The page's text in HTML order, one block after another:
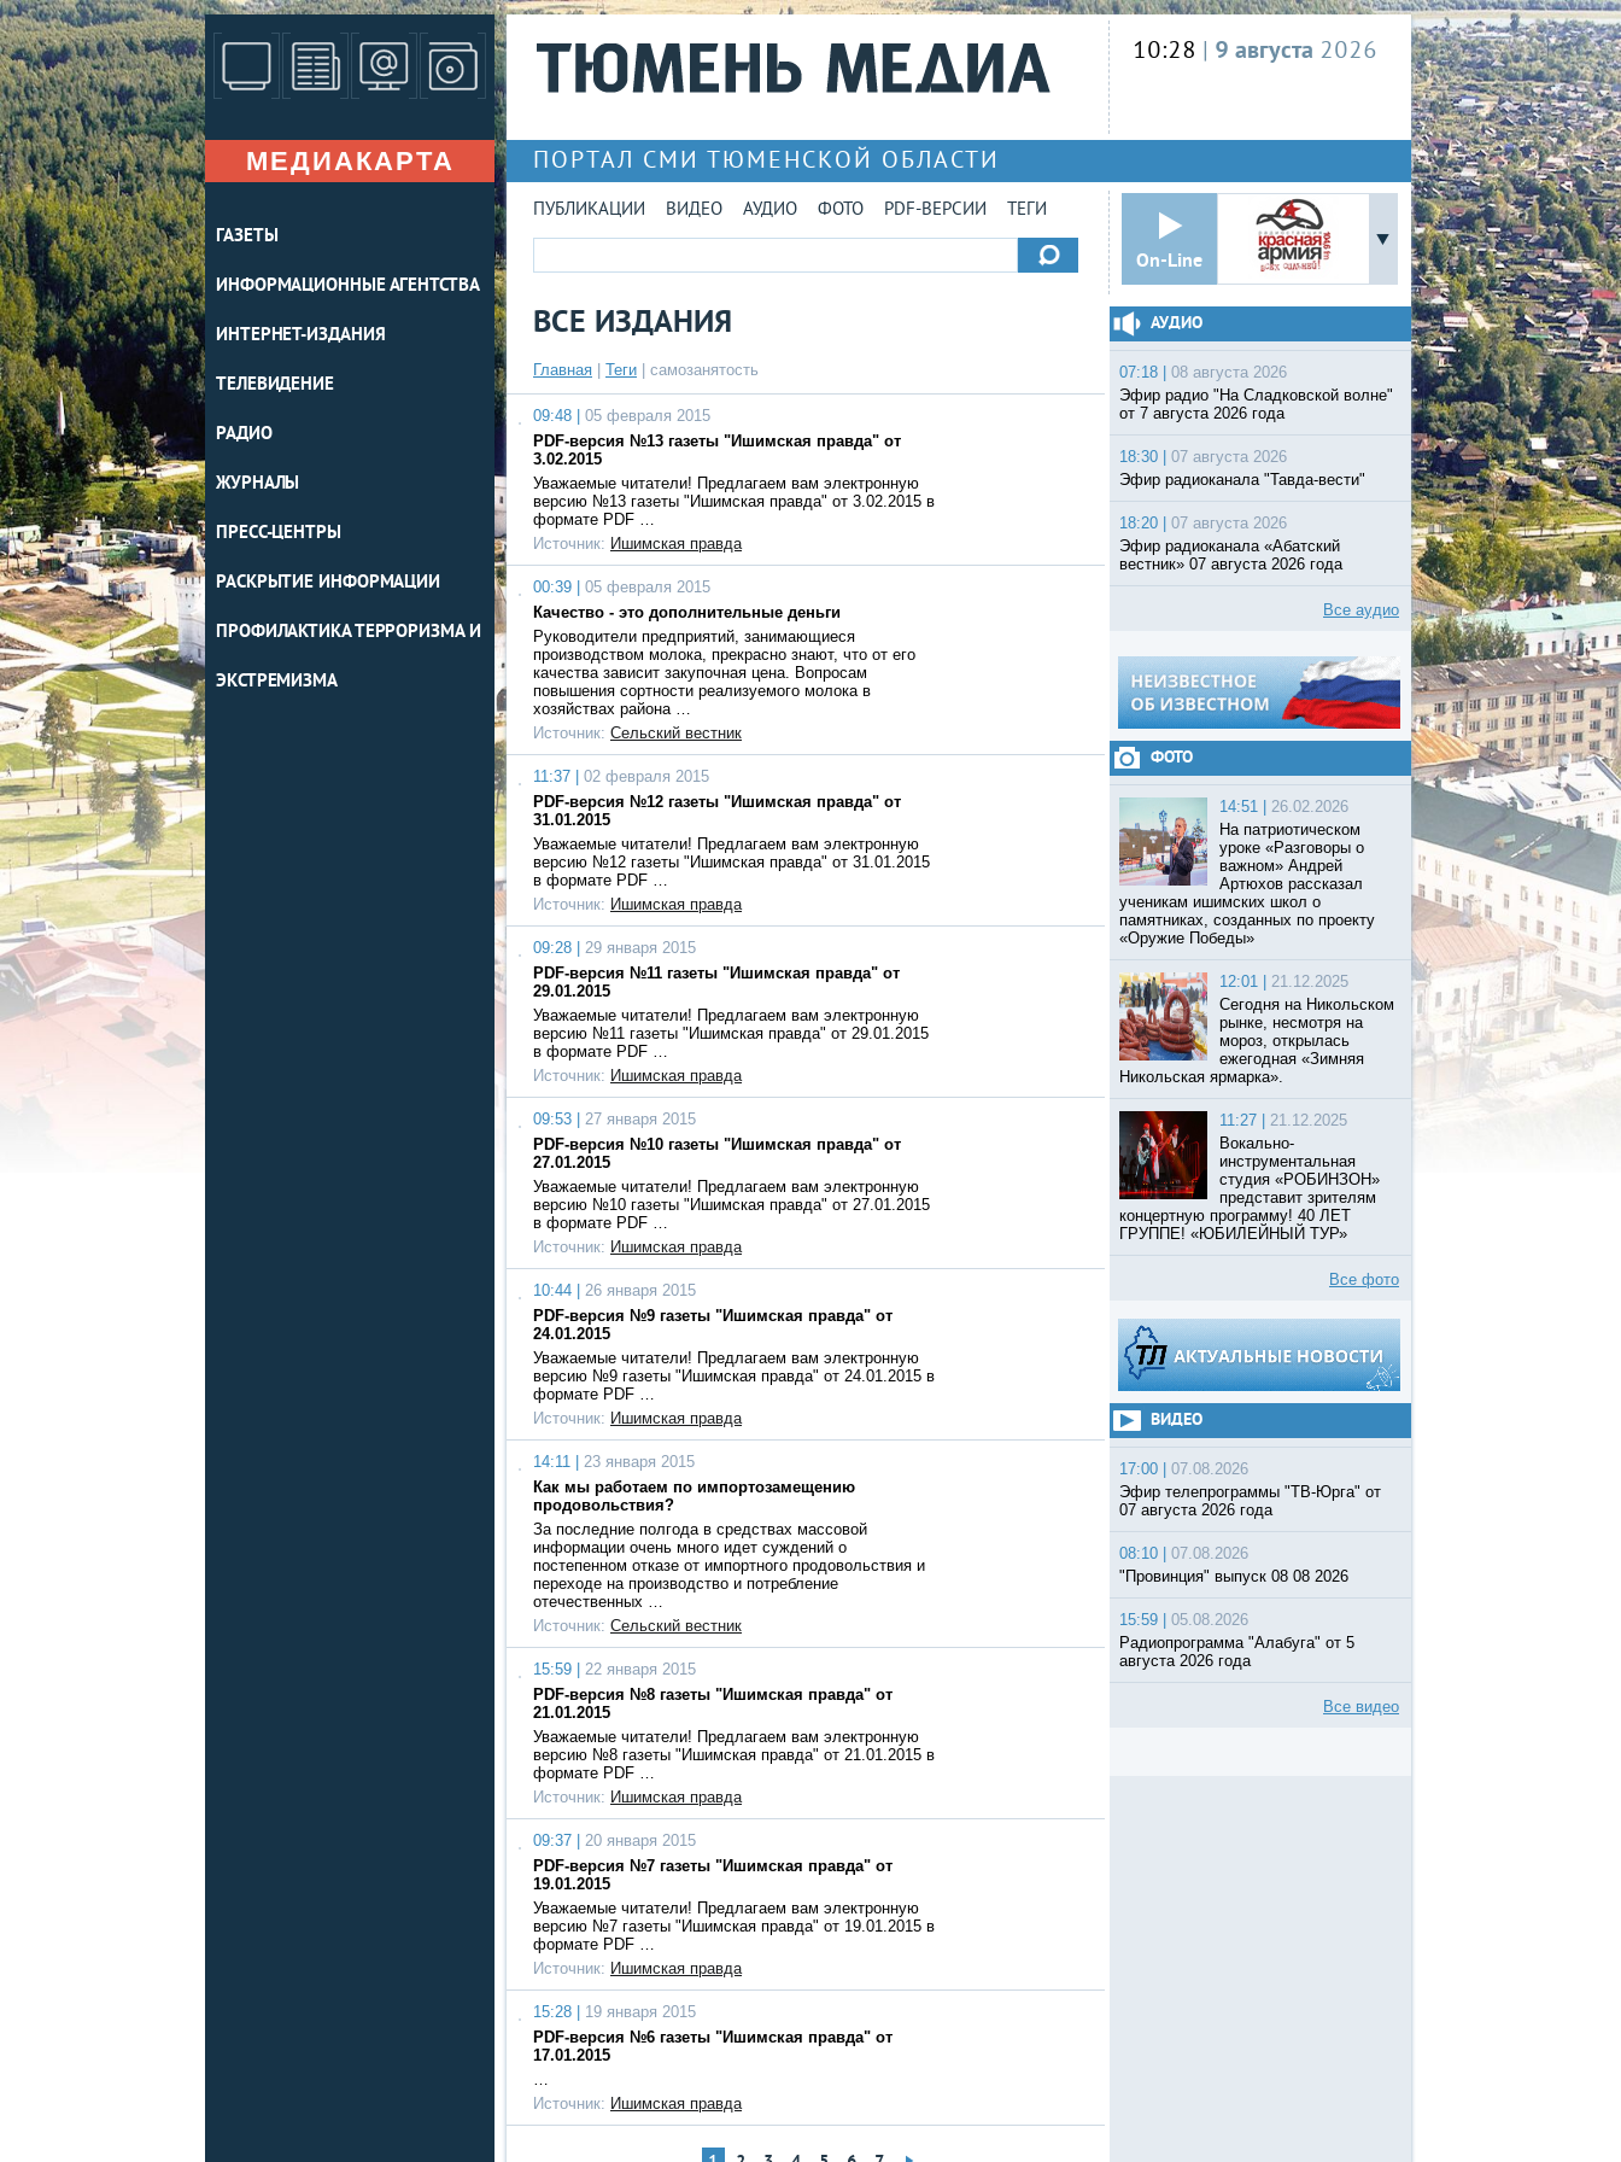
МЕДИАКАРТА
ГАЗЕТЫ
ИНФОРМАЦИОННЫЕ АГЕНТСТВА
ИНТЕРНЕТ-ИЗДАНИЯ
ТЕЛЕВИДЕНИЕ
РАДИО
ЖУРНАЛЫ
ПРЕСС-ЦЕНТРЫ
РАСКРЫТИЕ ИНФОРМАЦИИ
ПРОФИЛАКТИКА ТЕРРОРИЗМА И
ЭКСТРЕМИЗМА
10:28 | 9 августа 2026
ПОРТАЛ СМИ ТЮМЕНСКОЙ ОБЛАСТИ
ПУБЛИКАЦИИ ВИДЕО АУДИО ФОТО PDF-ВЕРСИИ ТЕГИ
On-Line
ВСЕ ИЗДАНИЯ
Главная Теги | самозанятость
09:48 |
05 февраля 2015
PDF-версия №13 газеты "Ишимская правда" от
3.02.2015
Уважаемые читатели! Предлагаем вам электронную
версию №13 газеты "Ишимская правда" от 3.02.2015 в
формате PDF …
Источник: Ишимская правда
00:39 |
05 февраля 2015
Качество - это дополнительные деньги
Руководители предприятий, занимающиеся
производством молока, прекрасно знают, что от его
качества зависит закупочная цена. Вопросам
повышения сортности реализуемого молока в
хозяйствах района …
Источник: Сельский вестник
11:37 |
02 февраля 2015
PDF-версия №12 газеты "Ишимская правда" от
31.01.2015
Уважаемые читатели! Предлагаем вам электронную
версию №12 газеты "Ишимская правда" от 31.01.2015
в формате PDF …
Источник: Ишимская правда
09:28 |
29 января 2015
PDF-версия №11 газеты "Ишимская правда" от
29.01.2015
Уважаемые читатели! Предлагаем вам электронную
версию №11 газеты "Ишимская правда" от 29.01.2015
в формате PDF …
Источник: Ишимская правда
09:53 |
27 января 2015
PDF-версия №10 газеты "Ишимская правда" от
27.01.2015
Уважаемые читатели! Предлагаем вам электронную
версию №10 газеты "Ишимская правда" от 27.01.2015
в формате PDF …
Источник: Ишимская правда
10:44 |
26 января 2015
PDF-версия №9 газеты "Ишимская правда" от
24.01.2015
Уважаемые читатели! Предлагаем вам электронную
версию №9 газеты "Ишимская правда" от 24.01.2015 в
формате PDF …
Источник: Ишимская правда
14:11 |
23 января 2015
Как мы работаем по импортозамещению
продовольствия?
За последние полгода в средствах массовой
информации очень много идет суждений о
постепенном отказе от импортного продовольствия и
переходе на производство и потребление
отечественных …
Источник: Сельский вестник
15:59 |
22 января 2015
PDF-версия №8 газеты "Ишимская правда" от
21.01.2015
Уважаемые читатели! Предлагаем вам электронную
версию №8 газеты "Ишимская правда" от 21.01.2015 в
формате PDF …
Источник: Ишимская правда
09:37 |
20 января 2015
PDF-версия №7 газеты "Ишимская правда" от
19.01.2015
Уважаемые читатели! Предлагаем вам электронную
версию №7 газеты "Ишимская правда" от 19.01.2015 в
формате PDF …
Источник: Ишимская правда
15:28 |
19 января 2015
PDF-версия №6 газеты "Ишимская правда" от
17.01.2015
…
Источник: Ишимская правда
АУДИО
07:18 |
08 августа 2026
Эфир радио "На Сладковской волне"
от 7 августа 2026 года
18:30 |
07 августа 2026
Эфир радиоканала "Тавда-вести"
18:20 |
07 августа 2026
Эфир радиоканала «Абатский
вестник» 07 августа 2026 года
Все аудио
ФОТО
14:51 |
26.02.2026
На патриотическом
уроке «Разговоры о
важном» Андрей
Артюхов рассказал
ученикам ишимских школ о
памятниках, созданных по проекту
«Оружие Победы»
12:01 |
21.12.2025
Сегодня на Никольском
рынке, несмотря на
мороз, открылась
ежегодная «Зимняя
Никольская ярмарка».
11:27 |
21.12.2025
Вокально-
инструментальная
студия «РОБИНЗОН»
представит зрителям
концертную программу! 40 ЛЕТ
ГРУППЕ! «ЮБИЛЕЙНЫЙ ТУР»
Все фото
ВИДЕО
17:00 |
07.08.2026
Эфир телепрограммы "ТВ-Юрга" от
07 августа 2026 года
08:10 |
07.08.2026
"Провинция" выпуск 08 08 2026
15:59 |
05.08.2026
Радиопрограмма "Алабуга" от 5
августа 2026 года
Все видео